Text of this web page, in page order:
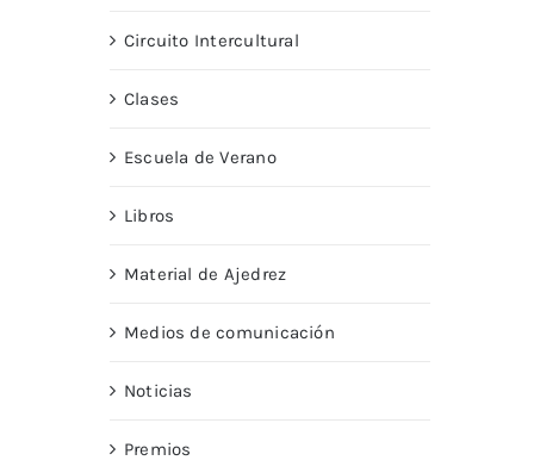
Circuito Intercultural
Clases
Escuela de Verano
Libros
Material de Ajedrez
Medios de comunicación
Noticias
Premios